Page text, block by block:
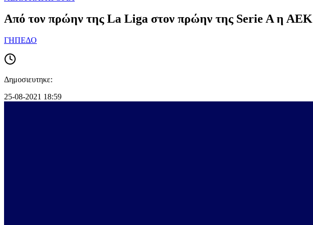
Aπό τον πρώην της La Liga στον πρώην της Serie A η ΑΕΚ
ΓΗΠΕΔΟ
Δημοσιευτηκε:
25-08-2021 18:59